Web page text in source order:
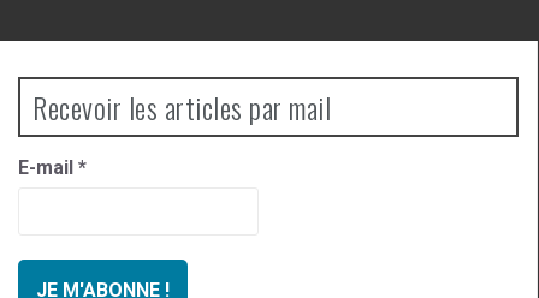
Recevoir les articles par mail
E-mail *